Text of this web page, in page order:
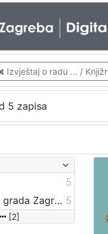
Izvještaj o radu ... /
5 zapisa
5
Izdanja Knjižnica grada Zagreba - E-knjige 5
[2]